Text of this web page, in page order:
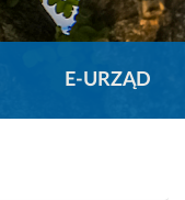
E-URZĄD